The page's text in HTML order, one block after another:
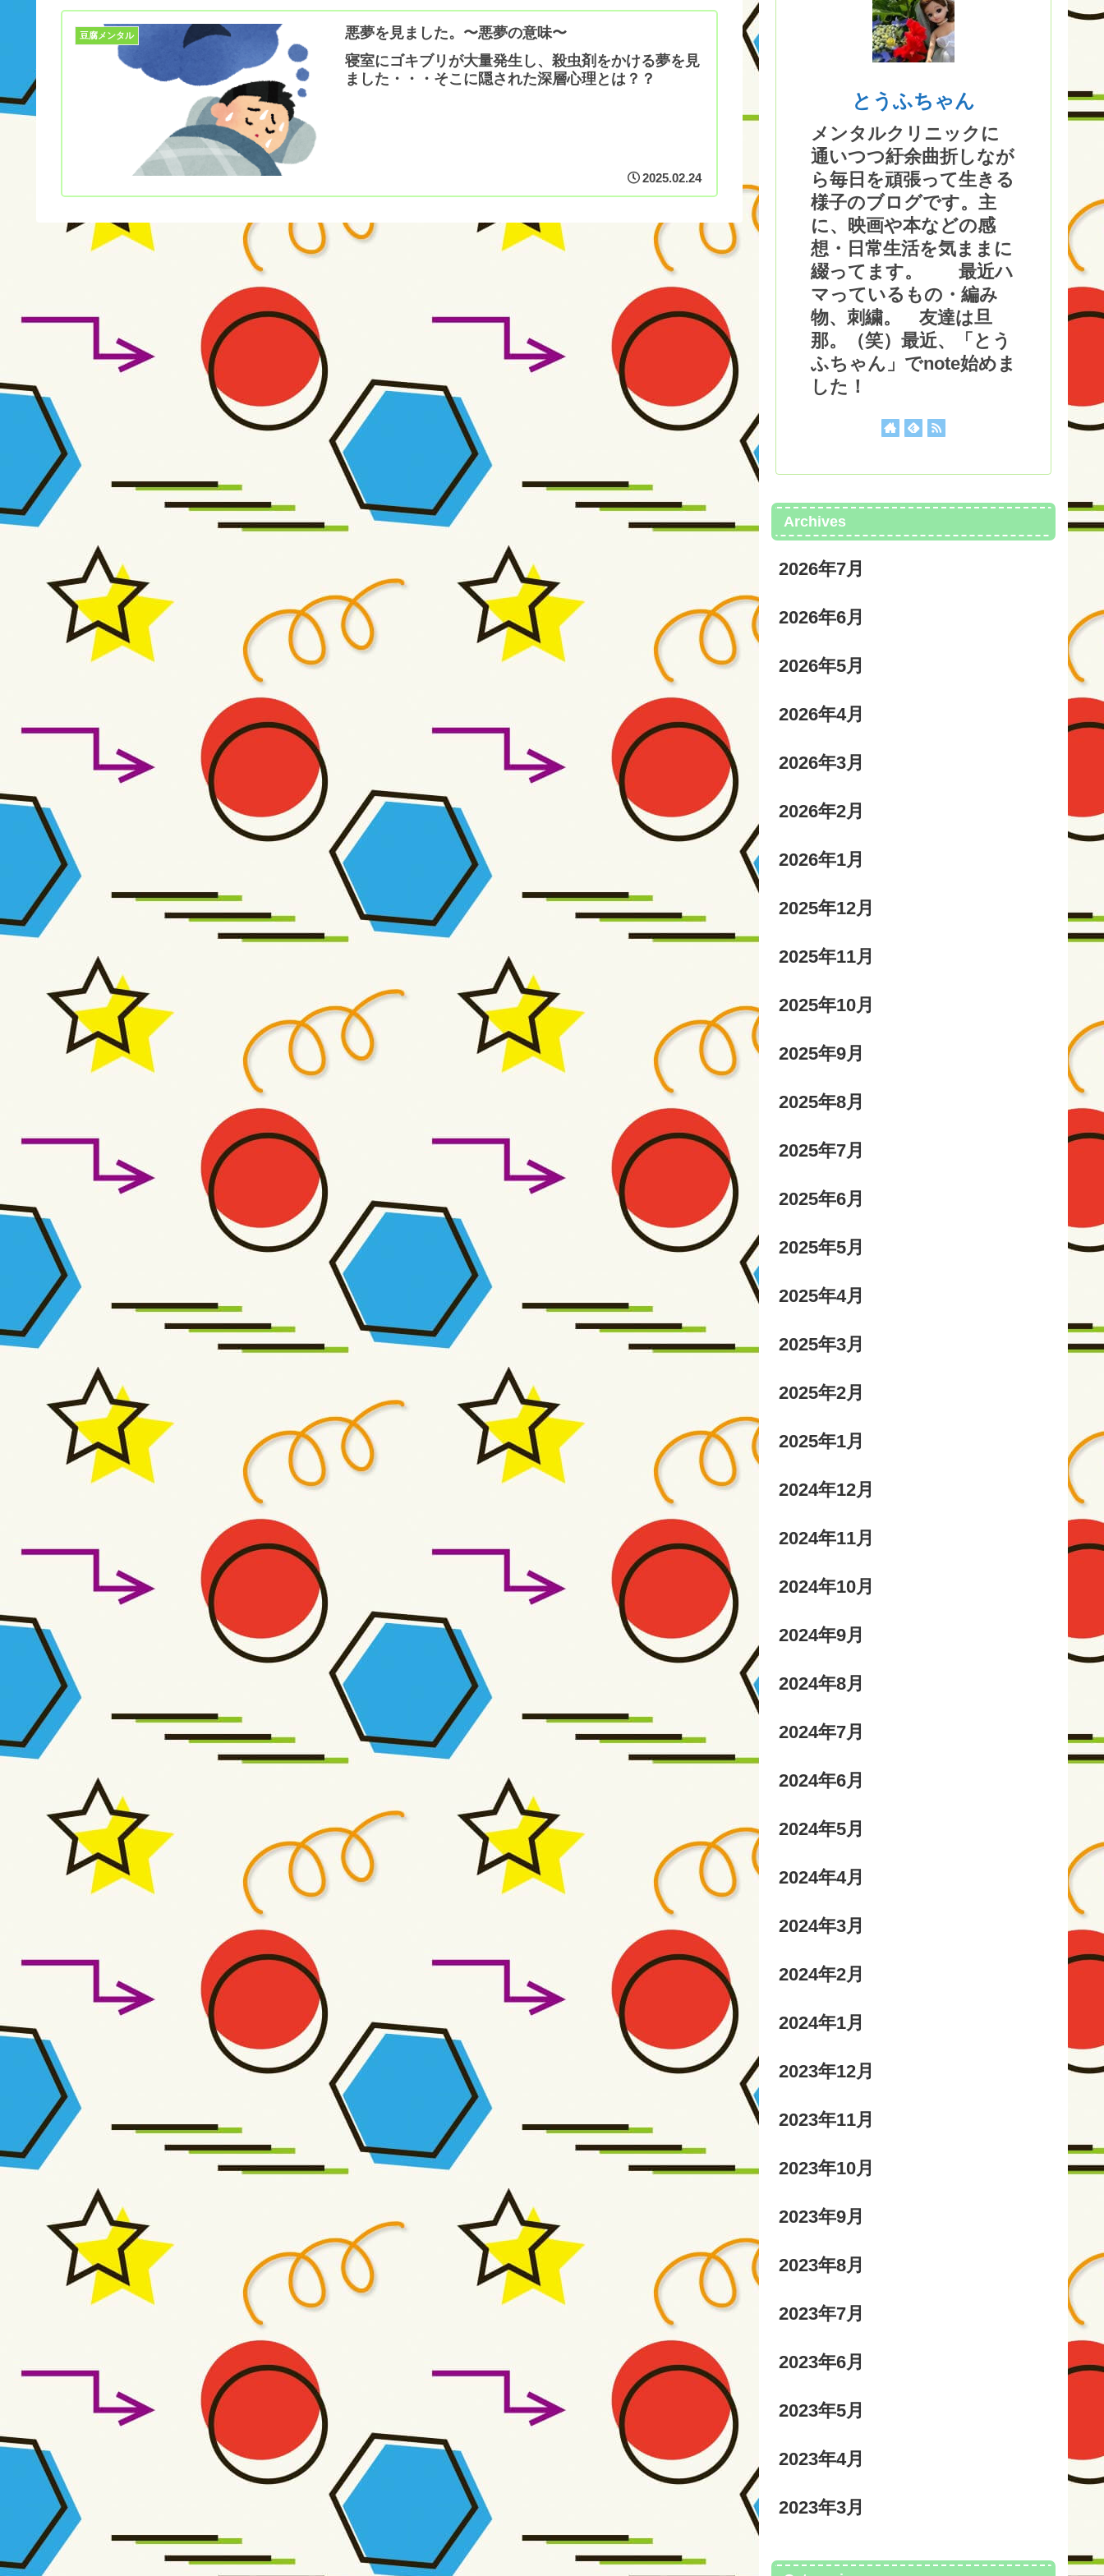
豆腐メンタル
悪夢を見ました。〜悪夢の意味〜
寝室にゴキブリが大量発生し、殺虫剤をかける夢を見
ました・・・そこに隠された深層心理とは？？
2025.02.24
とうふちゃん
メンタルクリニックに
通いつつ紆余曲折しなが
ら毎日を頑張って生きる
様子のブログです。主
に、映画や本などの感
想・日常生活を気ままに
綴ってます。 最近ハ
マっているもの・編み
物、刺繍。 友達は旦
那。（笑）最近、「とう
ふちゃん」でnote始めま
した！
Archives
2026年7月
2026年6月
2026年5月
2026年4月
2026年3月
2026年2月
2026年1月
2025年12月
2025年11月
2025年10月
2025年9月
2025年8月
2025年7月
2025年6月
2025年5月
2025年4月
2025年3月
2025年2月
2025年1月
2024年12月
2024年11月
2024年10月
2024年9月
2024年8月
2024年7月
2024年6月
2024年5月
2024年4月
2024年3月
2024年2月
2024年1月
2023年12月
2023年11月
2023年10月
2023年9月
2023年8月
2023年7月
2023年6月
2023年5月
2023年4月
2023年3月